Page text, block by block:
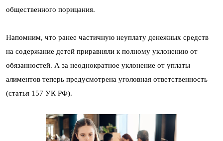
общественного порицания.
Напомним, что ранее частичную неуплату денежных средств
на содержание детей приравняли к полному уклонению от
обязанностей. А за неоднократное уклонение от уплаты
алиментов теперь предусмотрена уголовная ответственность
(статья 157 УК РФ).